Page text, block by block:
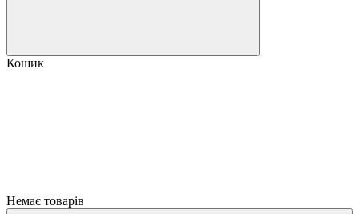
Кошик
Немає товарів